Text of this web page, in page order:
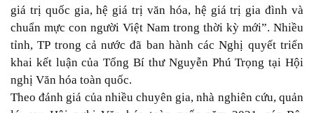
giá trị quốc gia, hệ giá trị văn hóa, hệ giá trị gia đình và
chuẩn mực con người Việt Nam trong thời kỳ mới”. Nhiều
tỉnh, TP trong cả nước đã ban hành các Nghị quyết triển
khai kết luận của Tổng Bí thư Nguyễn Phú Trọng tại Hội
nghị Văn hóa toàn quốc.
Theo đánh giá của nhiều chuyên gia, nhà nghiên cứu, quản